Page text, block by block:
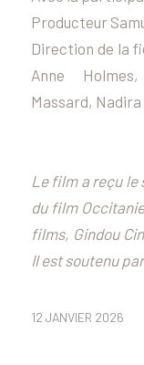
Producteur
Direction de la
Anne
Massard,
Le film a reçu le
du film
films, Gindou
Il est soutenu
12 JANVIER 2026